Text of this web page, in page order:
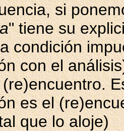
si
" tiene su
condición
con el
es el
que lo aloje)